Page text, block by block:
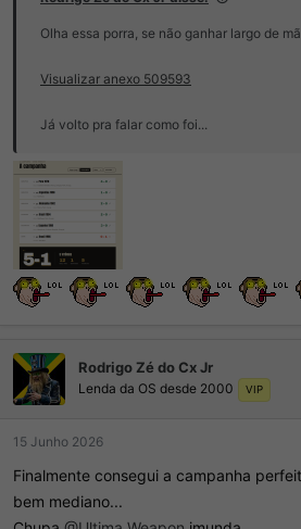
Olha essa porra, se não ganhar largo de
Visualizar anexo 509593
Já volto pra falar como foi...
Rodrigo Zé do Cx Jr
Lenda da OS desde 2000 VIP
15 Junho 2026
Finalmente consegui a campanha
bem mediano...